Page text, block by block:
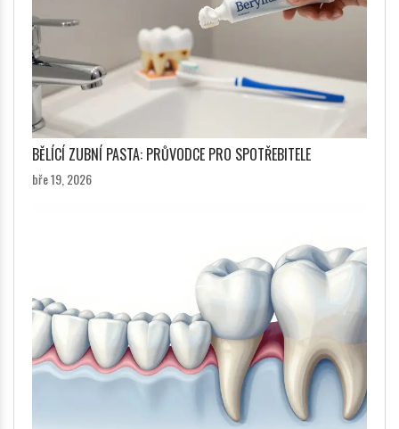
BĚLÍCÍ ZUBNÍ PASTA: PRŮVODCE PRO SPOTŘEBITELE
bře 19, 2026